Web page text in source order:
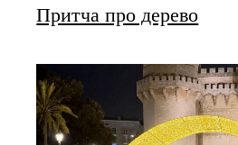
Притча про дерево